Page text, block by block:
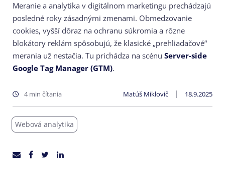
Meranie a analytika v digitálnom marketingu prechádzajú
posledné roky zásadnými zmenami. Obmedzovanie
cookies, vyšší dôraz na ochranu súkromia a rôzne
blokátory reklám spôsobujú, že klasické „prehliadačové“
merania už nestačia. Tu prichádza na scénu Server-side
Google Tag Manager (GTM).
4 min čítania Matúš Miklovič 18.9.2025
Webová analytika